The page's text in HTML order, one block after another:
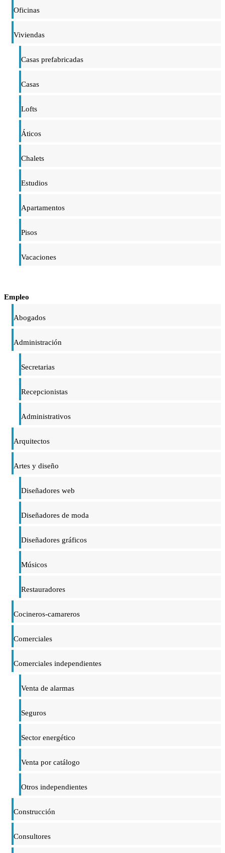
Oficinas
Viviendas
Casas prefabricadas
Casas
Lofts
Áticos
Chalets
Estudios
Apartamentos
Pisos
Vacaciones
Empleo
Abogados
Administración
Secretarias
Recepcionistas
Administrativos
Arquitectos
Artes y diseño
Diseñadores web
Diseñadores de moda
Diseñadores gráficos
Músicos
Restauradores
Cocineros-camareros
Comerciales
Comerciales independientes
Venta de alarmas
Seguros
Sector energético
Venta por catálogo
Otros independientes
Construcción
Consultores